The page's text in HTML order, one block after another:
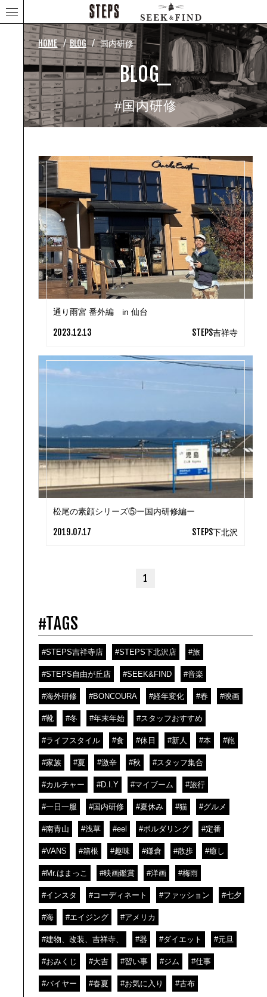
HOME ⁄ BLOG ⁄ 国内研修
BLOG_
#国内研修
通り雨宮 番外編 in 仙台
2023.12.13 STEPS吉祥寺
松尾の素顔シリーズ⑤ー国内研修編ー
2019.07.17 STEPS下北沢
1
#TAGS
#STEPS吉祥寺店 #STEPS下北沢店 #旅
#STEPS自由が丘店 #SEEK&FIND #音楽
#海外研修 #BONCOURA #経年変化 #春 #映画
#靴 #冬 #年末年始 #スタッフおすすめ
#ライフスタイル #食 #休日 #新人 #本 #鞄
#家族 #夏 #激辛 #秋 #スタッフ集合
#カルチャー #D.I.Y #マイブーム #旅行
#一日一服 #国内研修 #夏休み #猫 #グルメ
#南青山 #浅草 #eel #ボルダリング #定番
#VANS #箱根 #趣味 #鎌倉 #散歩 #癒し
#Mr.はまっこ #映画鑑賞 #洋画 #梅雨
#インスタ #コーディネート #ファッション #七夕
#海 #エイジング #アメリカ
#建物、改装、吉祥寺、 #器 #ダイエット #元旦
#おみくじ #大吉 #習い事 #ジム #仕事
#バイヤー #春夏 #お気に入り #古布